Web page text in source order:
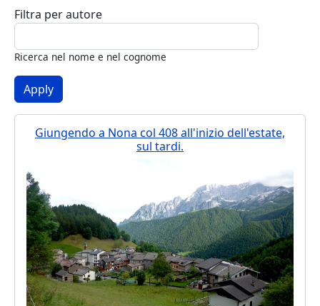
Filtra per autore
Ricerca nel nome e nel cognome
Giungendo a Nona col 408 all'inizio dell'estate,
sul tardi.